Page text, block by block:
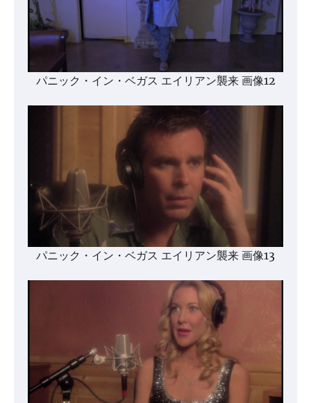
パニック・イン・ベガス エイリアン襲来 画像12
パニック・イン・ベガス エイリアン襲来 画像13